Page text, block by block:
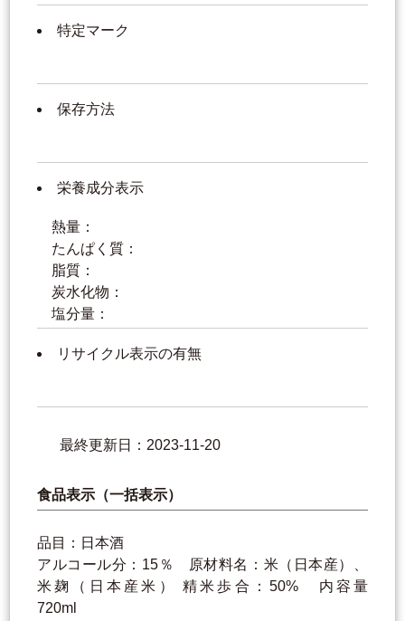
特定マーク
保存方法
栄養成分表示
熱量：
たんぱく質：
脂質：
炭水化物：
塩分量：
リサイクル表示の有無
最終更新日：2023-11-20
食品表示（一括表示）
品目：日本酒
アルコール分：15％ 原材料名：米（日本産）、
米麹（日本産米） 精米歩合：50% 内容量
720ml